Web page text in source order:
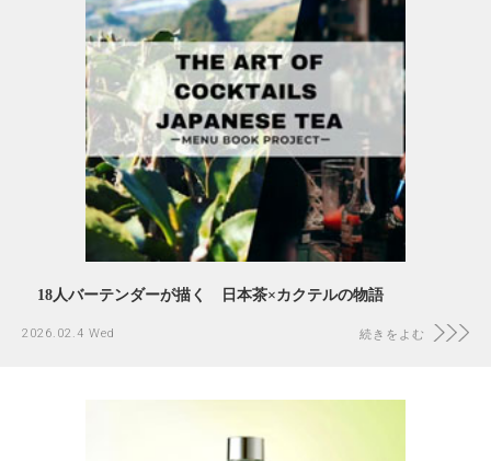
18人バーテンダーが描く 日本茶×カクテルの物語
2026.02.4 Wed 続きをよむ